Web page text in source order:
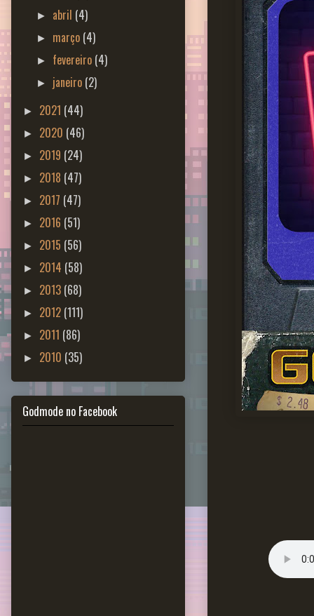
► abril (4)
► março (4)
► fevereiro (4)
► janeiro (2)
► 2021 (44)
► 2020 (46)
► 2019 (24)
► 2018 (47)
► 2017 (47)
► 2016 (51)
► 2015 (56)
► 2014 (58)
► 2013 (68)
► 2012 (111)
► 2011 (86)
► 2010 (35)
Godmode no Facebook